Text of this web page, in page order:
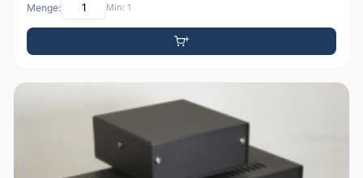
Menge: Min: 1